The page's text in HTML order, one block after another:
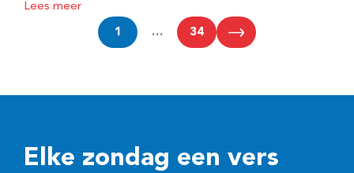
Lees meer
1 … 34
Elke zondag een vers